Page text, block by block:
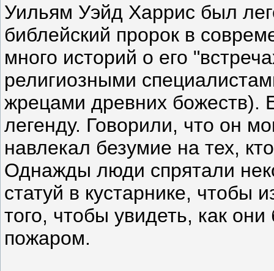
Уильям Уэйд Харрис был
библейский пророк в
много историй о его
религиозными
жрецами древних божеств).
легенду. Говорили, что он
навлекал безумие на тех,
Однажды люди спрятали
статуй в кустарнике, чтобы
того, чтобы увидеть, как
пожаром.